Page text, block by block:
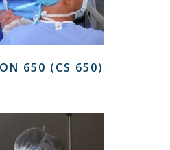
650 (CS 650)